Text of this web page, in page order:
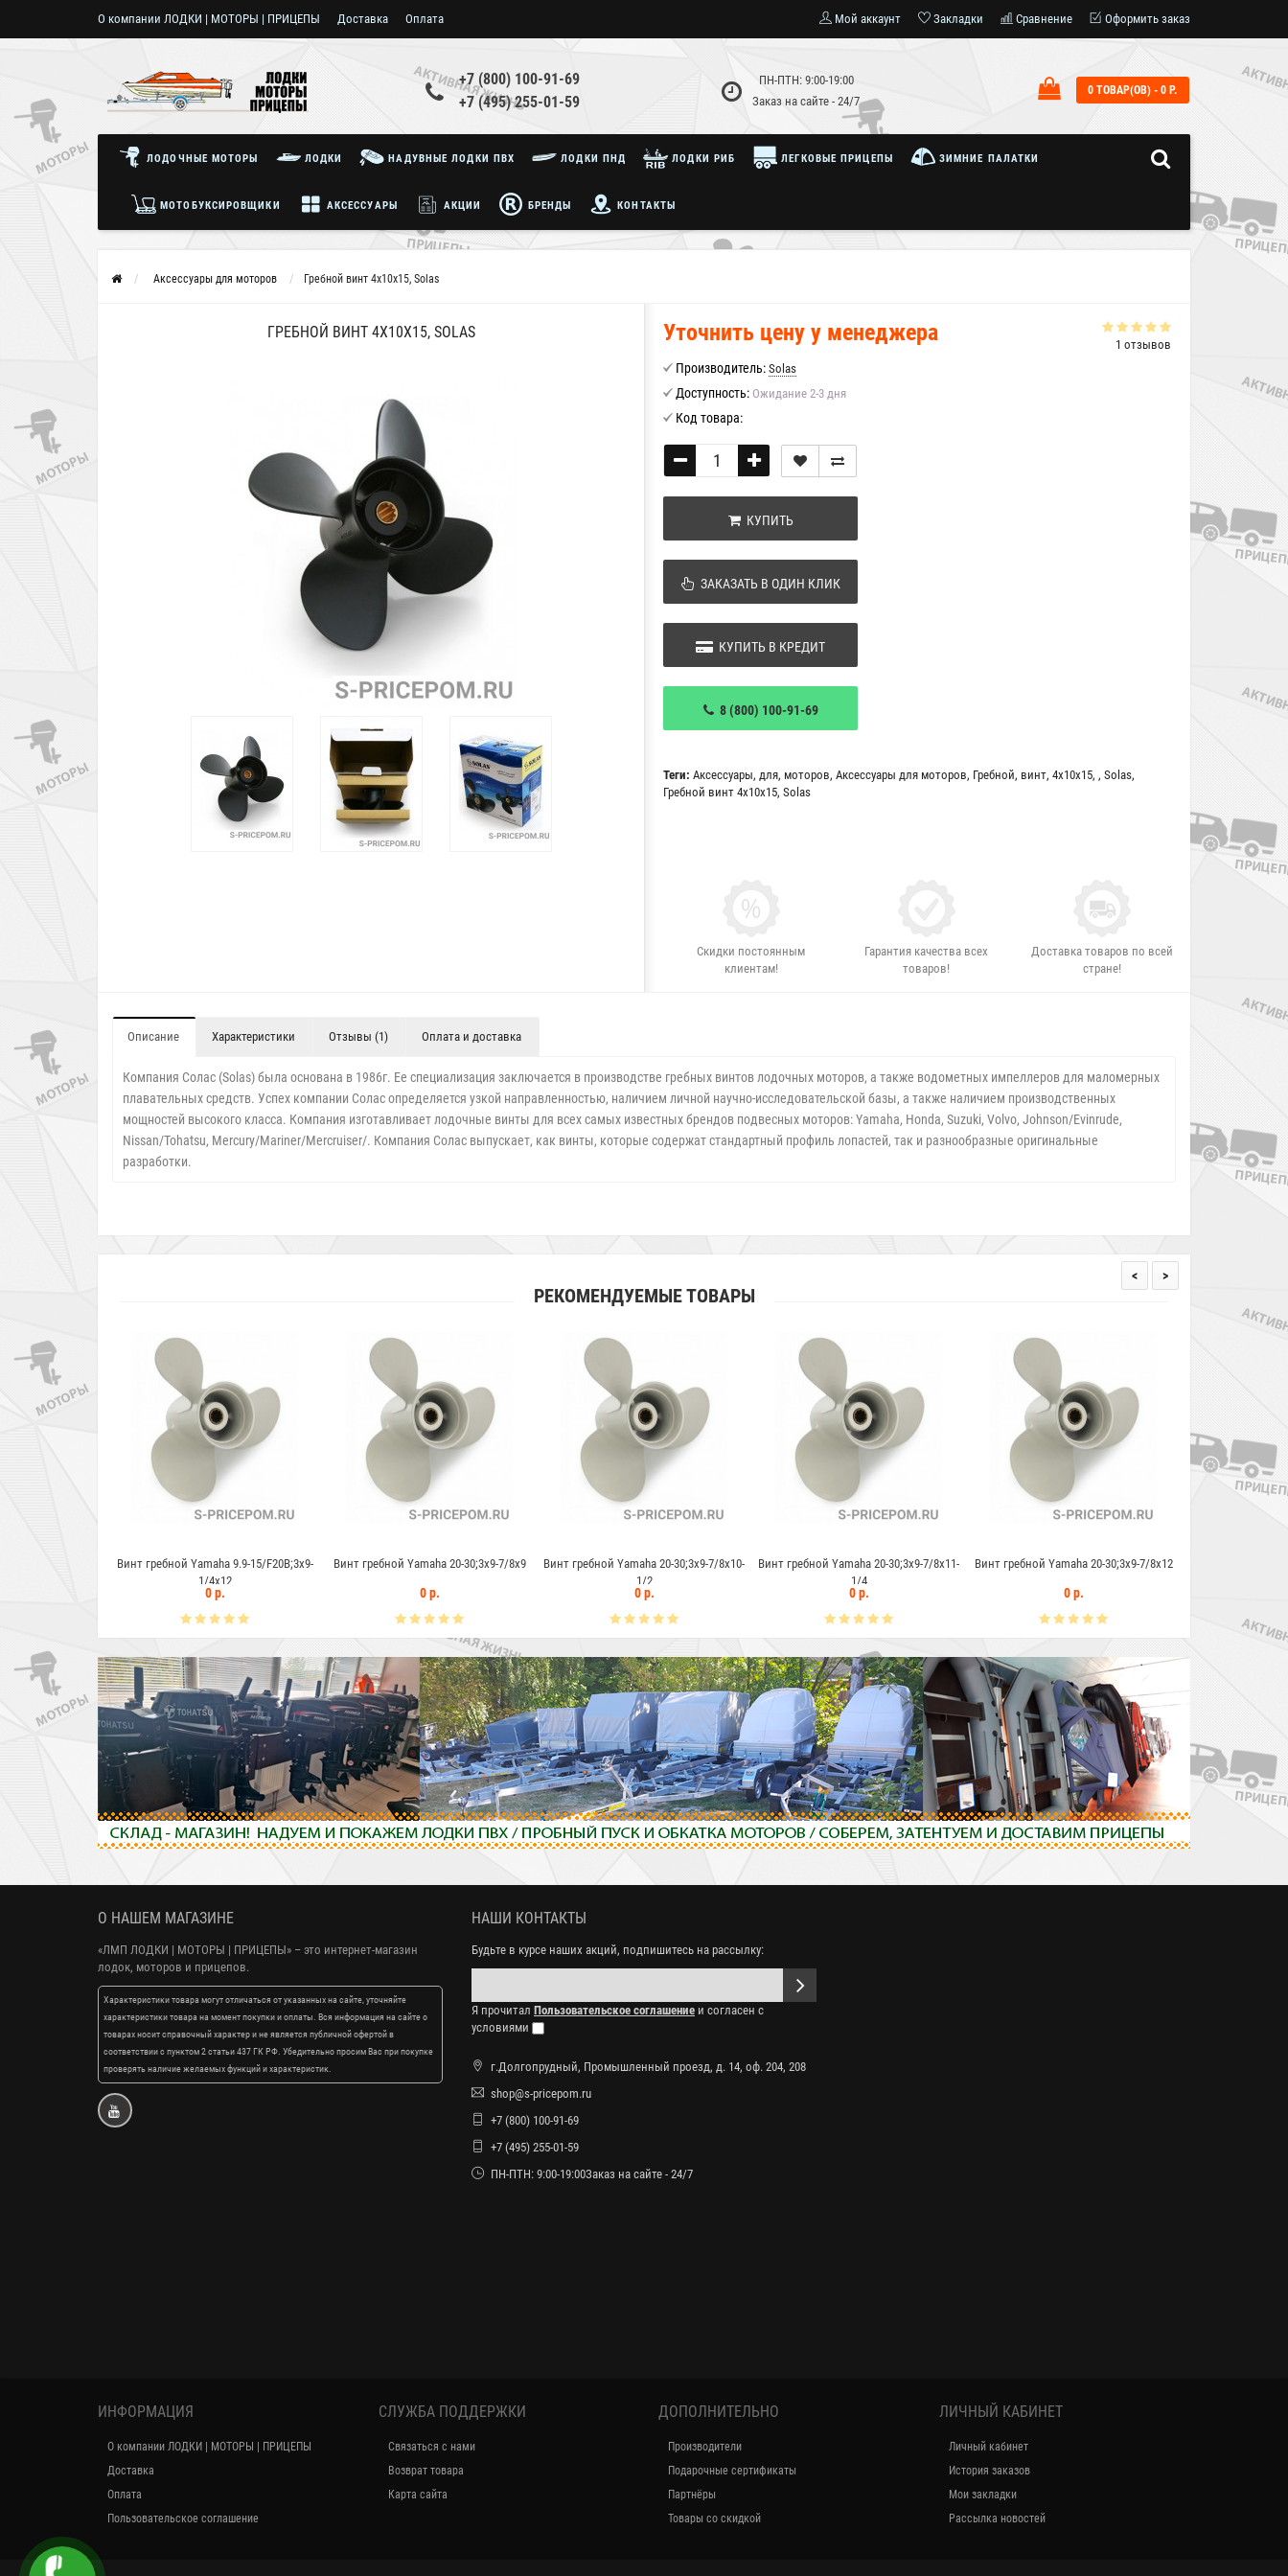
О компании ЛОДКИ | МОТОРЫ | ПРИЦЕПЫ Доставка Оплата Мой аккаунт Закладки Сравнение Оформить заказ
+7 (800) 100-91-69
+7 (495) 255-01-59
ПН-ПТН: 9:00-19:00
Заказ на сайте - 24/7
0 ТОВАР(ОВ) - 0 Р.
ЛОДОЧНЫЕ МОТОРЫ ЛОДКИ НАДУВНЫЕ ЛОДКИ ПВХ ЛОДКИ ПНД ЛОДКИ РИБ ЛЕГКОВЫЕ ПРИЦЕПЫ ЗИМНИЕ ПАЛАТКИ
МОТОБУКСИРОВЩИКИ АКСЕССУАРЫ АКЦИИ БРЕНДЫ КОНТАКТЫ
Аксессуары для моторов Гребной винт 4x10x15, Solas
ГРЕБНОЙ ВИНТ 4X10X15, SOLAS
1 отзывов
Уточнить цену у менеджера
Производитель: Solas
Доступность: Ожидание 2-3 дня
Код товара:
КУПИТЬ
ЗАКАЗАТЬ В ОДИН КЛИК
КУПИТЬ В КРЕДИТ
8 (800) 100-91-69
Теги: Аксессуары, для, моторов, Аксессуары для моторов, Гребной, винт, 4x10x15, , Solas,
Гребной винт 4x10x15, Solas
Скидки постоянным
клиентам!
Гарантия качества всех
товаров!
Доставка товаров по всей
стране!
Описание Характеристики Отзывы (1) Оплата и доставка
Компания Солас (Solas) была основана в 1986г. Ее специализация заключается в производстве гребных винтов лодочных моторов, а также водометных импеллеров для маломерных
плавательных средств. Успех компании Солас определяется узкой направленностью, наличием личной научно-исследовательской базы, а также наличием производственных
мощностей высокого класса. Компания изготавливает лодочные винты для всех самых известных брендов подвесных моторов: Yamaha, Honda, Suzuki, Volvo, Johnson/Evinrude,
Nissan/Tohatsu, Mercury/Mariner/Mercruiser/. Компания Солас выпускает, как винты, которые содержат стандартный профиль лопастей, так и разнообразные оригинальные
разработки.
РЕКОМЕНДУЕМЫЕ ТОВАРЫ
гребной Yamaha 9.9-15/F20B;3x9-
Винт гребной Yamaha 20-30;3x9-7/8x9
Винт гребной Yamaha 20-30;3x9-7/8x10-
Винт гребной Yamaha 20-30;3x9-7/8x11-
Винт гребной Yamaha 20-30;3x9-7/8x12 Винт гребной Yamaha 20-30;3x9-7/8x13
< >
О НАШЕМ МАГАЗИНЕ
«ЛМП ЛОДКИ | МОТОРЫ | ПРИЦЕПЫ» – это интернет-магазин
лодок, моторов и прицепов.
Характеристики товара могут отличаться от указанных на сайте, уточняйте
характеристики товара на момент покупки и оплаты. Вся информация на сайте о
товарах носит справочный характер и не является публичной офертой в
соответствии с пунктом 2 статьи 437 ГК РФ. Убедительно просим Вас при покупке
проверять наличие желаемых функций и характеристик.
НАШИ КОНТАКТЫ
Будьте в курсе наших акций, подпишитесь на рассылку:
Я прочитал Пользовательское соглашение и согласен с
условиями
г.Долгопрудный, Промышленный проезд, д. 14, оф. 204, 208
shop@s-pricepom.ru
+7 (800) 100-91-69
+7 (495) 255-01-59
ПН-ПТН: 9:00-19:00Заказ на сайте - 24/7
ИНФОРМАЦИЯ
О компании ЛОДКИ | МОТОРЫ | ПРИЦЕПЫ
Доставка
Оплата
Пользовательское соглашение
СЛУЖБА ПОДДЕРЖКИ
Связаться с нами
Возврат товара
Карта сайта
ДОПОЛНИТЕЛЬНО
Производители
Подарочные сертификаты
Партнёры
Товары со скидкой
ЛИЧНЫЙ КАБИНЕТ
Личный кабинет
История заказов
Мои закладки
Рассылка новостей